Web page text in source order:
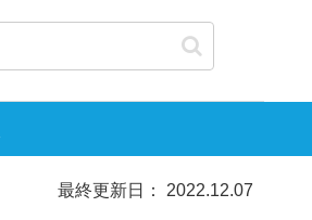
最終更新日： 2022.12.07